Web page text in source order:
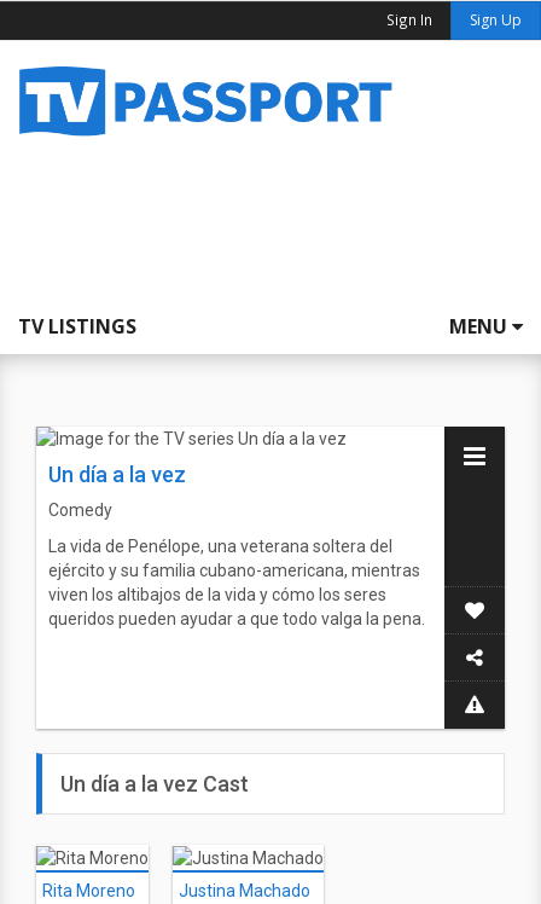
Sign In Sign Up
TV LISTINGS MENU
Un día a la vez
Comedy
La vida de Penélope, una veterana soltera del
ejército y su familia cubano-americana, mientras
viven los altibajos de la vida y cómo los seres
queridos pueden ayudar a que todo valga la pena.
Un día a la vez Cast
Rita Moreno Justina Machado